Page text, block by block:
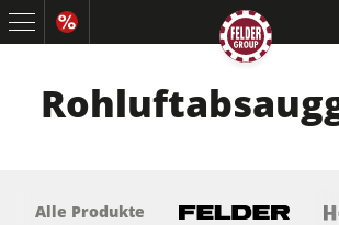
Alle Produkte